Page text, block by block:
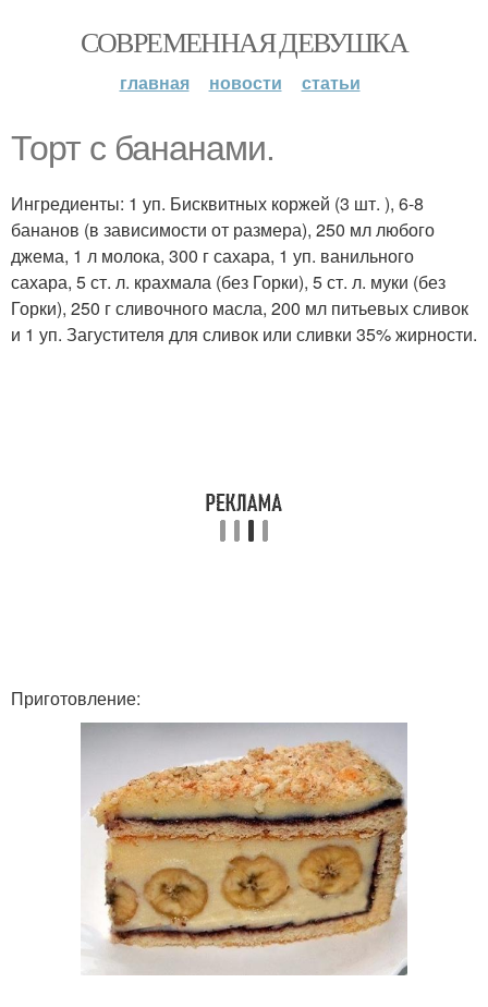
СОВРЕМЕННАЯ ДЕВУШКА
главная новости статьи
Торт с бананами.
Ингредиенты: 1 уп. Бисквитных коржей (3 шт. ), 6-8
бананов (в зависимости от размера), 250 мл любого
джема, 1 л молока, 300 г сахара, 1 уп. ванильного
сахара, 5 ст. л. крахмала (без Горки), 5 ст. л. муки (без
Горки), 250 г сливочного масла, 200 мл питьевых сливок
и 1 уп. Загустителя для сливок или сливки 35% жирности.
Приготовление: